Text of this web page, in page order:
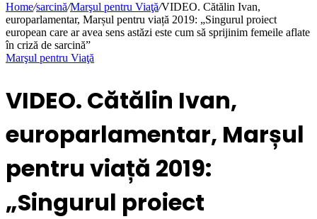
Home/sarcină/Marşul pentru Viaţă/VIDEO. Cătălin Ivan,
europarlamentar, Marșul pentru viață 2019: „Singurul proiect
european care ar avea sens astăzi este cum să sprijinim femeile aflate
în criză de sarcină”
Marşul pentru Viaţă
VIDEO. Cătălin Ivan,
europarlamentar, Marșul
pentru viață 2019:
„Singurul proiect